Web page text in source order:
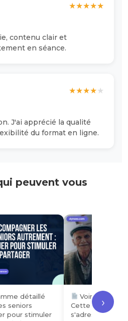
★★★★★
contenu clair et
en séance.
★★★★★
J'ai apprécié la qualité
du format en ligne.
peuvent vous
détaillé
seniors
pour stimuler
Voir le
Cette formation
s'adresse aux
›